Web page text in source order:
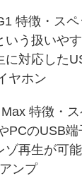
特徴・ス
いう扱いや
に対応した
ヤホン
特徴・ス
PCのUSB端
ゾ再生が可
ンプ